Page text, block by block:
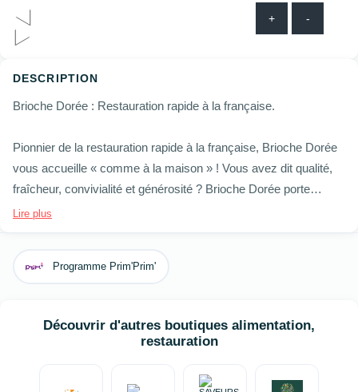
+ -
DESCRIPTION
Brioche Dorée : Restauration rapide à la française.
Pionnier de la restauration rapide à la française, Brioche Dorée
vous accueille « comme à la maison » ! Vous avez dit qualité,
fraîcheur, convivialité et générosité ? Brioche Dorée porte
depuis plus de 40 ans ces valeurs en ayant toujours comme
cœur de vous proposer des recettes inédites, authentiques et
Lire plus
Programme Prim'Prim'
Découvrir d'autres boutiques alimentation,
restauration